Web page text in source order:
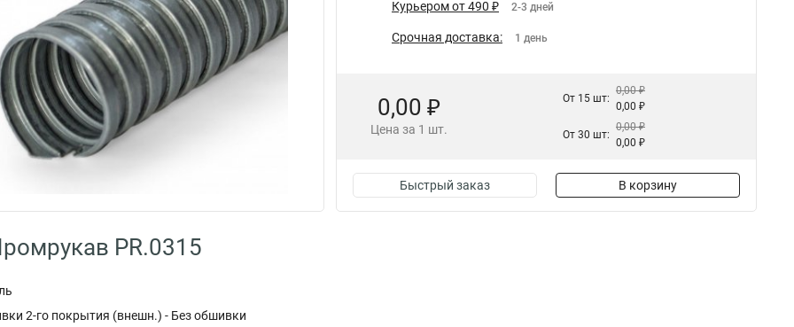
Курьером от 490 ₽ 2-3 дней
Срочная доставка: 1 день
0,00 ₽
Цена за 1 шт.
От 15 шт:
0,00 ₽
0,00 ₽
От 30 шт:
0,00 ₽
0,00 ₽
Быстрый заказ В корзину
PR.0315
2-го покрытия (внешн.) - Без обшивки